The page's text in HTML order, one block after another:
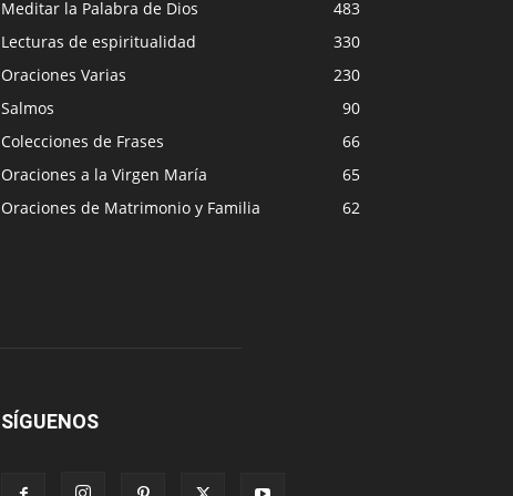
Meditar la Palabra de Dios
483
Lecturas de espiritualidad
330
Oraciones Varias
230
Salmos
90
Colecciones de Frases
66
Oraciones a la Virgen María
65
Oraciones de Matrimonio y Familia
62
SÍGUENOS